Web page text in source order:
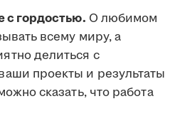
с гордостью. О любимом
всему миру, а
делиться с
проекты и результаты
сказать, что работа